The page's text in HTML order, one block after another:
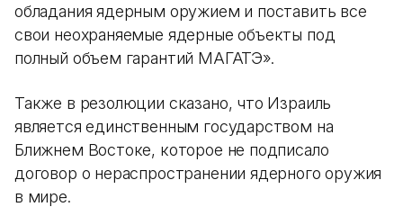
обладания ядерным оружием и поставить все
свои неохраняемые ядерные объекты под
полный объем гарантий МАГАТЭ».
Также в резолюции сказано, что Израиль
является единственным государством на
Ближнем Востоке, которое не подписало
договор о нераспространении ядерного оружия
в мире.